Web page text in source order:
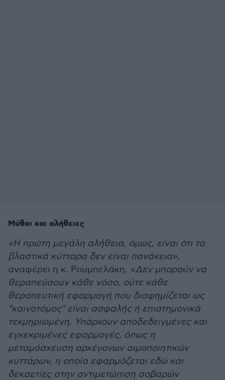
Μύθοι και αλήθειες
«Η πρώτη μεγάλη αλήθεια, όμως, είναι ότι τα
βλαστικά κύτταρα δεν είναι πανάκεια»,
αναφέρει η κ. Ρουμπελάκη. «Δεν μπορούν να
θεραπεύσουν κάθε νόσο, ούτε κάθε
θεραπευτική εφαρμογή που διαφημίζεται ως
"καινοτόμος" είναι ασφαλής ή επιστημονικά
τεκμηριωμένη. Υπάρχουν αποδεδειγμένες και
εγκεκριμένες εφαρμογές, όπως η
μεταμόσχευση αρχέγονων αιμοποιητικών
κυττάρων, η οποία εφαρμόζεται εδώ και
δεκαετίες στην αντιμετώπιση σοβαρών